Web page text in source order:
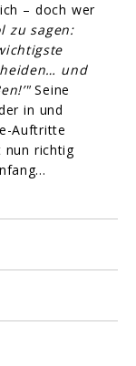
– doch wer
zu sagen:
und
Seine
in und
Auftritte
nun richtig